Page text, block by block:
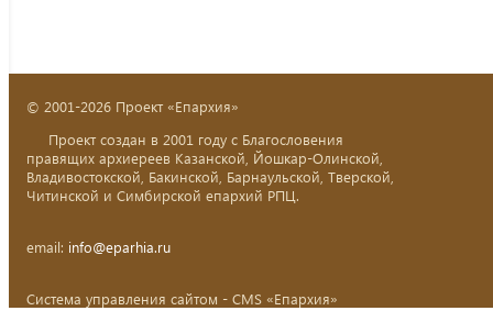
© 2001-2026 Проект «Епархия»
Проект создан в 2001 году с Благословения
правящих архиереев Казанской, Йошкар-Олинской,
Владивостокской, Бакинской, Барнаульской, Тверской,
Читинской и Симбирской епархий РПЦ.
email: info@eparhia.ru
Система управления сайтом - CMS «Епархия»